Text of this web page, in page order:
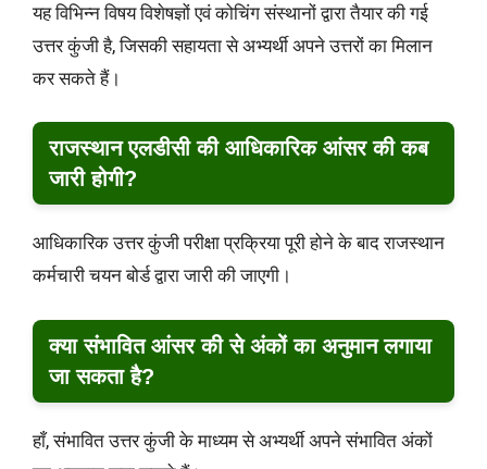
यह विभिन्न विषय विशेषज्ञों एवं कोचिंग संस्थानों द्वारा तैयार की गई
उत्तर कुंजी है, जिसकी सहायता से अभ्यर्थी अपने उत्तरों का मिलान
कर सकते हैं।
राजस्थान एलडीसी की आधिकारिक आंसर की कब
जारी होगी?
आधिकारिक उत्तर कुंजी परीक्षा प्रक्रिया पूरी होने के बाद राजस्थान
कर्मचारी चयन बोर्ड द्वारा जारी की जाएगी।
क्या संभावित आंसर की से अंकों का अनुमान लगाया
जा सकता है?
हाँ, संभावित उत्तर कुंजी के माध्यम से अभ्यर्थी अपने संभावित अंकों